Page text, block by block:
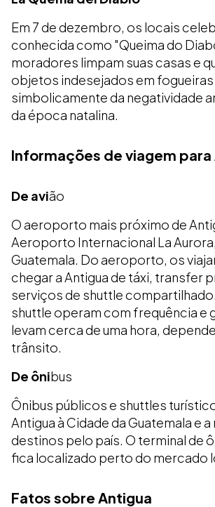
Em 7 de dezembro, os locais
conhecida como "Queima do
moradores limpam suas casas e
objetos indesejados em fogueiras
simbolicamente da negatividade
da época natalina.
Informações de viagem para
De avião
O aeroporto mais próximo de
Aeroporto Internacional La
Guatemala. Do aeroporto, os
chegar a Antigua de táxi, transfer
serviços de shuttle
shuttle operam com frequência e
levam cerca de uma hora,
trânsito.
De ônibus
Ônibus públicos e shuttles
Antigua à Cidade da Guatemala e
destinos pelo país. O terminal de
fica localizado perto do mercado
Fatos sobre Antigua